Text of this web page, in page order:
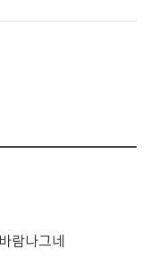
람나그네